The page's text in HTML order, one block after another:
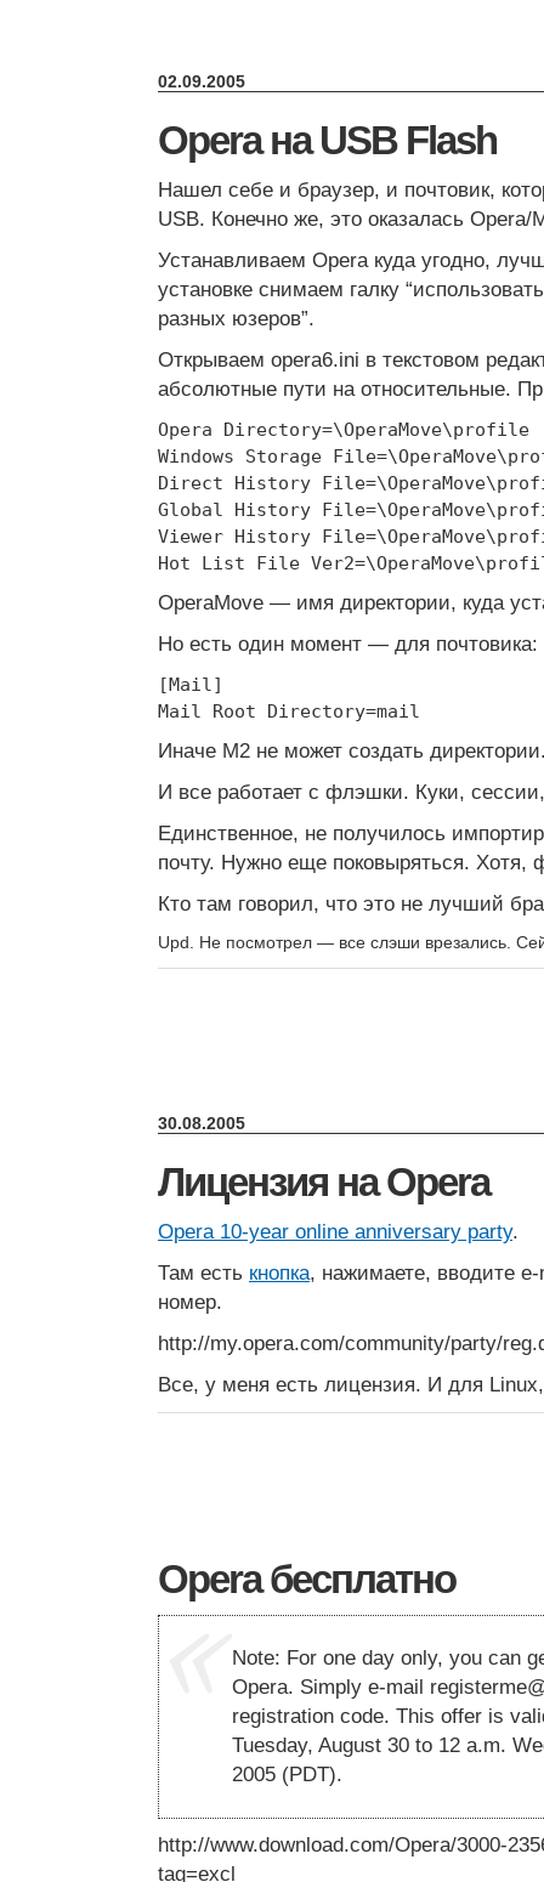
02.09.2005
Opera на USB Flash
Нашел себе и браузер, и почтовик,
USB. Конечно же, это оказалась Opera/
Устанавливаем Opera куда угодно,
установке снимаем галку
разных юзеров”.
Открываем opera6.ini в текстовом
абсолютные пути на относительные.
Opera Directory=\OperaMove\profile
Windows Storage
Direct History
Global History
Viewer History
Hot List File
OperaMove — имя директории, куда
Но есть один момент — для почтовика:
[Mail]
Mail Root Directory=mail
Иначе M2 не может создать
И все работает с флэшки. Куки,
Единственное, не получилось
почту. Нужно еще поковыряться. Хотя,
Кто там говорил, что это не лучший
Upd. Не посмотрел — все слэши врезались.
30.08.2005
Лицензия на Opera
Opera 10-year online anniversary party.
Там есть кнопка, нажимаете, вводите
номер.
http://my.opera.com/community/party/
Все, у меня есть лицензия. И для
Opera бесплатно
Note: For one day only, you can
Opera. Simply e-mail
registration code. This offer is
Tuesday, August 30 to 12 a.m.
2005 (PDT).
http://www.download.com/Opera/3000-
tag=excl